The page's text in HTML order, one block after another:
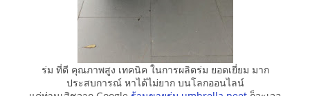
ร่ม ที่ดี คุณภาพสูง เทคนิค ในการผลิตร่ม ยอดเยี่ยม มาก
ประสบการณ์ หาได้ไม่ยาก บนโลกออนไลน์